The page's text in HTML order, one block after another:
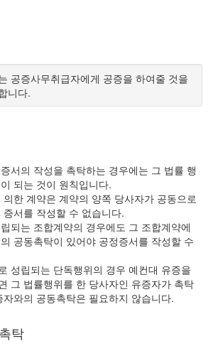
공증사무취급자에게 공증을 하여줄 것을
니다.
서의 작성을 촉탁하는 경우에는 그 법률 행
되는 것이 원칙입니다.
한 계약은 계약의 양쪽 당사자가 공동으로
서를 작성할 수 없습니다.
되는 조합계약의 경우에도 그 조합계약에
공동촉탁이 있어야 공정증서를 작성할 수
성립되는 단독행위의 경우 예컨대 유증을
그 법률행위를 한 당사자인 유증자가 촉탁
와의 공동촉탁은 필요하지 않습니다.
탁